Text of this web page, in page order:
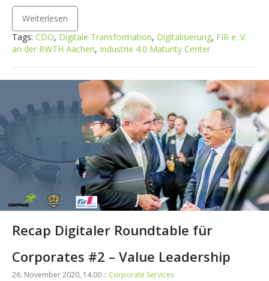
Weiterlesen
Tags: CDO, Digitale Transformation, Digitalisierung, FIR e. V.
an der RWTH Aachen, Industrie 4.0 Maturity Center
Recap Digitaler Roundtable für
Corporates #2 – Value Leadership
26. November 2020, 14:00 :: Corporate Services